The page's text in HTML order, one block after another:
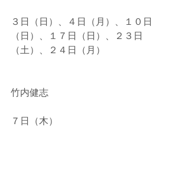
３日（日）、４日（月）、１０日
（日）、１７日（日）、２３日
（土）、２４日（月）
竹内健志
７日（木）